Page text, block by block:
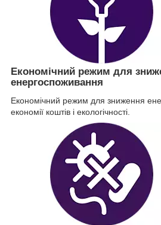
Економічний режим для
енергоспоживання
Економічний режим для зниження
економії коштів і екологічності.